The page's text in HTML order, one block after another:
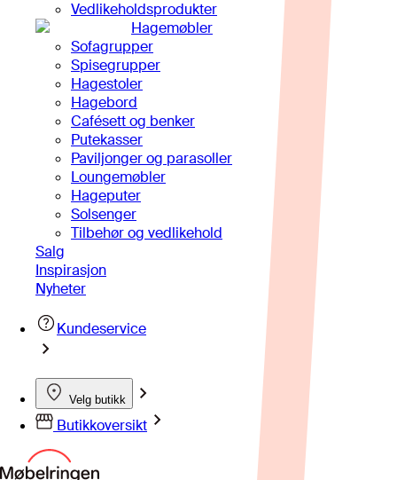
Vedlikeholdsprodukter
Hagemøbler
Sofagrupper
Spisegrupper
Hagestoler
Hagebord
Cafésett og benker
Putekasser
Paviljonger og parasoller
Loungemøbler
Hageputer
Solsenger
Tilbehør og vedlikehold
Salg
Inspirasjon
Nyheter
Kundeservice
Velg butikk
Butikkoversikt